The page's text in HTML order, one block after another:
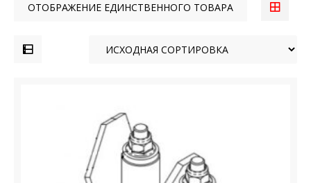
ОТОБРАЖЕНИЕ ЕДИНСТВЕННОГО ТОВАРА